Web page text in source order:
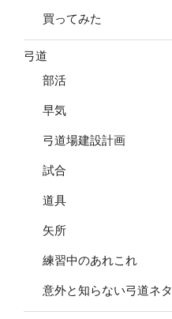
買ってみた
弓道
部活
早気
弓道場建設計画
試合
道具
矢所
練習中のあれこれ
意外と知らない弓道ネタ